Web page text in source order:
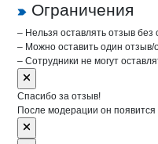
Ограничения
– Нельзя оставлять отзыв без
– Можно оставить один отзыв/
– Сотрудники не могут
Спасибо за отзыв!
После модерации он появится